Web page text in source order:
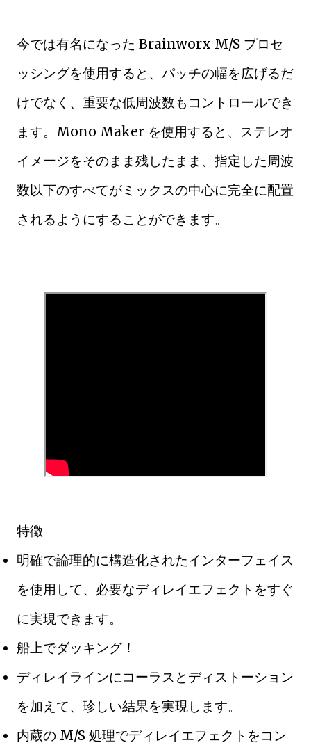
今では有名になった Brainworx M/S プロセ
ッシングを使用すると、パッチの幅を広げるだ
けでなく、重要な低周波数もコントロールでき
ます。Mono Maker を使用すると、ステレオ
イメージをそのまま残したまま、指定した周波
数以下のすべてがミックスの中心に完全に配置
されるようにすることができます。
特徴
明確で論理的に構造化されたインターフェイス
を使用して、必要なディレイエフェクトをすぐ
に実現できます。
船上でダッキング！
ディレイラインにコーラスとディストーション
を加えて、珍しい結果を実現します。
内蔵の M/S 処理でディレイエフェクトをコン